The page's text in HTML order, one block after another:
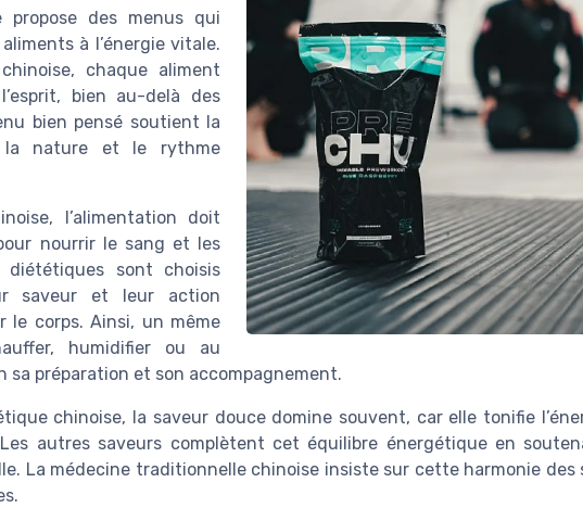
propose des menus qui
à l’énergie vitale.
chaque aliment
bien au-delà des
bien pensé soutient la
la nature et le rythme
l’alimentation doit
nourrir le sang et les
diététiques sont choisis
saveur et leur action
le corps. Ainsi, un même
humidifier ou au
sa préparation et son accompagnement.
chinoise, la saveur douce domine souvent, car elle tonifie
autres saveurs complètent cet équilibre énergétique en
La médecine traditionnelle chinoise insiste sur cette harmonie des